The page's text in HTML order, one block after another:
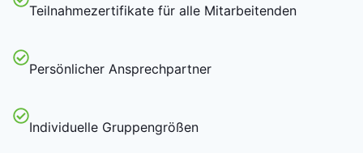
Teilnahmezertifikate für alle Mitarbeitenden
Persönlicher Ansprechpartner
Individuelle Gruppengrößen